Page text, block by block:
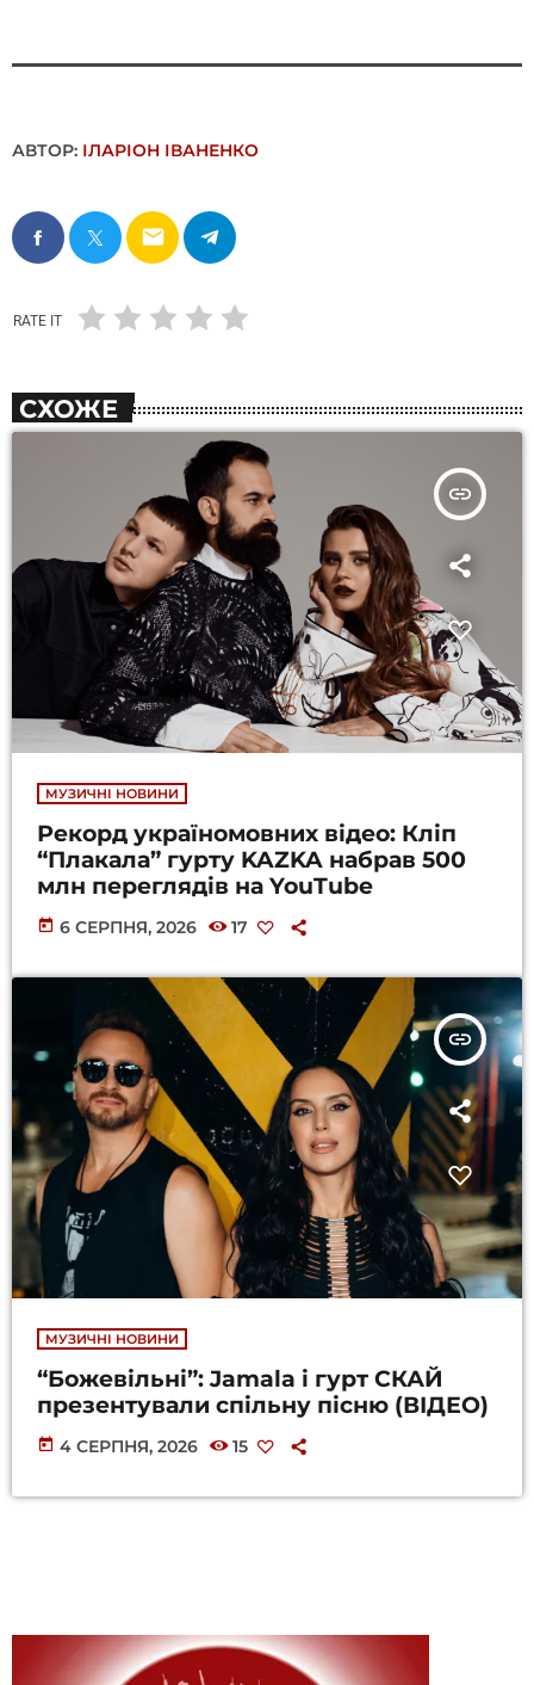
АВТОР: ІЛАРІОН ІВАНЕНКО
email
RATE IT
СХОЖЕ
insert_link
МУЗИЧНІ НОВИНИ
Рекорд україномовних відео: Кліп
“Плакала” гурту KAZKA набрав 500
млн переглядів на YouTube
today 6 СЕРПНЯ, 2026 17
insert_link
МУЗИЧНІ НОВИНИ
“Божевільні”: Jamala і гурт СКАЙ
презентували спільну пісню (ВІДЕО)
today 4 СЕРПНЯ, 2026 15